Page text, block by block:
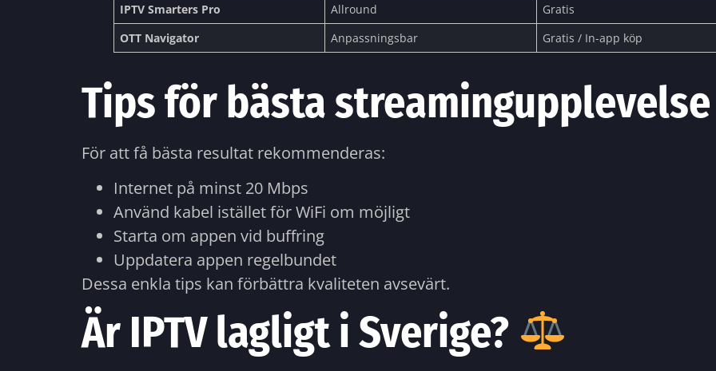
IPTV Smarters Pro
Allround Gratis
OTT Navigator
Anpassningsbar Gratis / In-app köp
Tips för bästa streamingupplevelse
För att få bästa resultat rekommenderas:
Internet på minst 20 Mbps
Använd kabel istället för WiFi om möjligt
Starta om appen vid buffring
Uppdatera appen regelbundet
Dessa enkla tips kan förbättra kvaliteten avsevärt.
Är IPTV lagligt i Sverige?